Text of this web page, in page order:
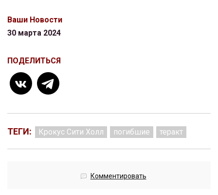
Ваши Новости
30 марта 2024
ПОДЕЛИТЬСЯ
ТЕГИ: Крокус Сити Холл погибшие теракт
Комментировать